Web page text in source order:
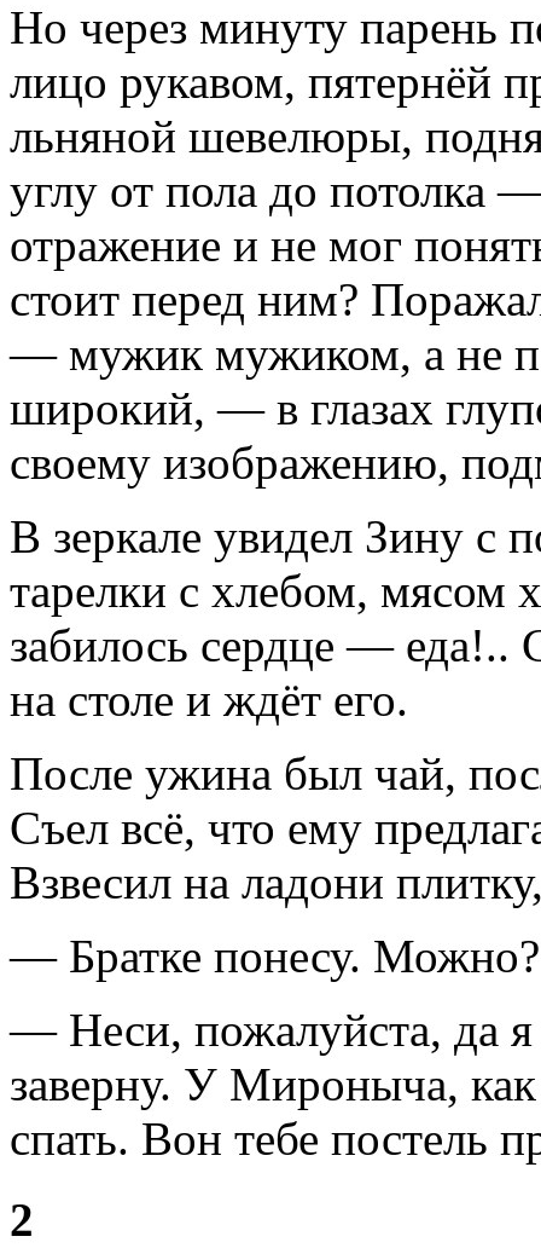
Но через минуту парень
лицо рукавом, пятернёй
льняной шевелюры,
углу от пола до потолка
отражение и не мог
стоит перед ним?
— мужик мужиком, а не
широкий, — в глазах
своему изображению,
В зеркале увидел Зину с
тарелки с хлебом, мясом
забилось сердце — еда!..
на столе и ждёт его.
После ужина был чай,
Съел всё, что ему
Взвесил на ладони
— Братке понесу. Можно?
— Неси, пожалуйста, да я
заверну. У Мироныча,
спать. Вон тебе постель
2